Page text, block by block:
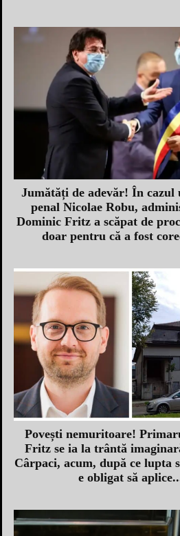
Jumătăți de adevăr! În
penal Nicolae Robu,
Dominic Fritz a scăpat de
doar pentru că a fost
Povești nemuritoare!
Fritz se ia la trântă
Cârpaci, acum, după ce lupta
e obligat să